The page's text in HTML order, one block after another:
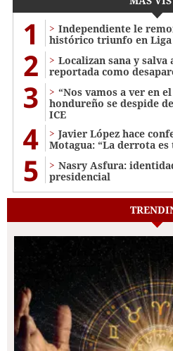
1
Independiente le
histórico triunfo en Liga
2
Localizan sana y salva
reportada como
3
“Nos vamos a ver en
hondureño se despide
ICE
4
Javier López hace
Motagua: “La derrota
5
Nasry Asfura:
presidencial